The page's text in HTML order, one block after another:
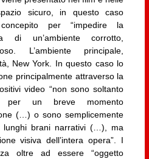
sicuro, in questo caso
per “impedire la
di un’ambiente corrotto,
L’ambiente principale,
New York. In questo caso lo
principalmente attraverso la
video “non sono soltanto
per un breve momento
(…) o sono semplicemente
lunghi brani narrativi (…), ma
visiva dell’intera opera”. I
oltre ad essere “oggetto